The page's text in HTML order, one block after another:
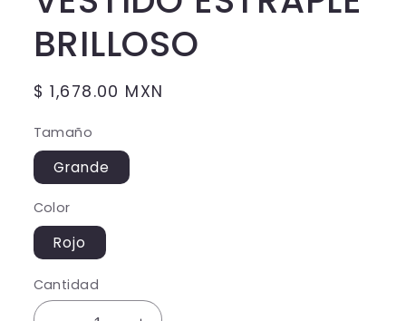
BRILLOSO
Precio
$ 1,678.00 MXN
Tamaño
Grande
Color
Rojo
Cantidad